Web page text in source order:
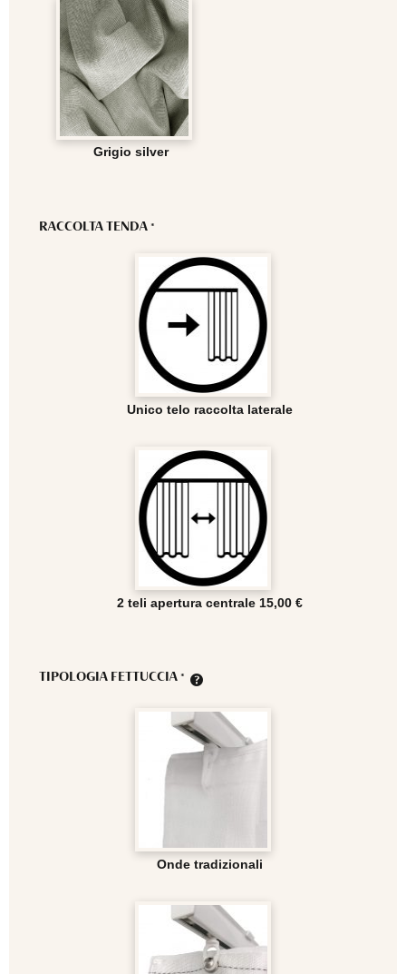
Grigio silver
RACCOLTA TENDA*
Unico telo raccolta laterale
2 teli apertura centrale 15,00 €
TIPOLOGIA FETTUCCIA*
Onde tradizionali